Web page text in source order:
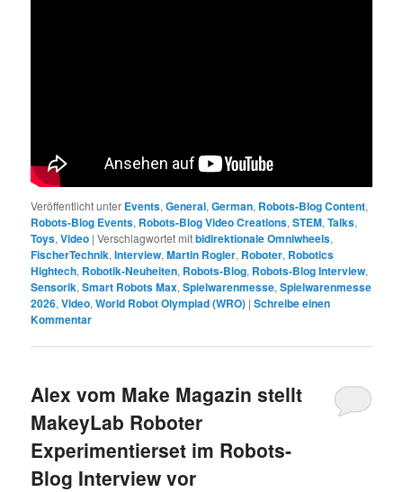
Veröffentlicht unter Events,General,German, Robots-Blog Content,
Robots-Blog Events, Robots-Blog Video Creations,STEM,Talks,
Toys,Video |Verschlagwortet mitbidirektionale Omniwheels,
FischerTechnik,Interview,Martin Rogler, Roboter, Robotics
Hightech, Robotik-Neuheiten, Robots-Blog, Robots-Blog Interview,
Sensorik,Smart Robots Max,Spielwarenmesse,Spielwarenmesse
2026,Video,World Robot Olympiad (WRO) |Schreibe einen
Kommentar
Alex vom Make Magazin stellt
MakeyLab Roboter
Experimentierset im Robots-
Blog Interview vor